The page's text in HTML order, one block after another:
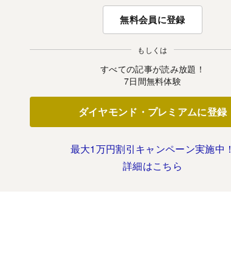
無料会員に登録
もしくは
すべての記事が読み放題！
7日間無料体験
ダイヤモンド・プレミアムに登録
最大1万円割引キャンペーン実施中！
詳細はこちら